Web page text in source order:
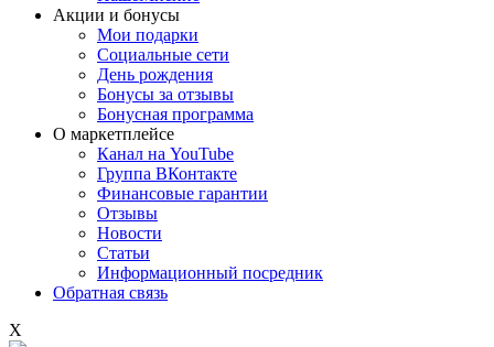
Акции и бонусы
Мои подарки
Социальные сети
День рождения
Бонусы за отзывы
Бонусная программа
О маркетплейсе
Канал на YouTube
Группа ВКонтакте
Финансовые гарантии
Отзывы
Новости
Статьи
Информационный посредник
Обратная связь
X